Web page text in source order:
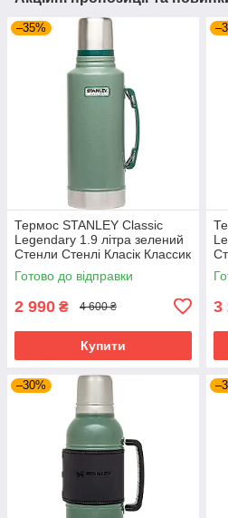
–35%
Термос STANLEY Classic
Legendary 1.9 літра зелений
Стенли Стенлі Класік Классик
Готово до відправки
2 990 ₴ 4 600 ₴
Купити
3
–30%